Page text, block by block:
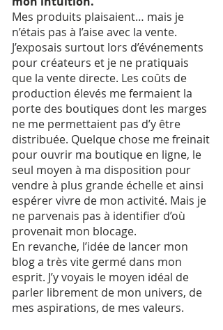
Mes produits plaisaient… mais je
n’étais pas à l’aise avec la vente.
J’exposais surtout lors d’événements
pour créateurs et je ne pratiquais
que la vente directe. Les coûts de
production élevés me fermaient la
porte des boutiques dont les marges
ne me permettaient pas d’y être
distribuée. Quelque chose me freinait
pour ouvrir ma boutique en ligne, le
seul moyen à ma disposition pour
vendre à plus grande échelle et ainsi
espérer vivre de mon activité. Mais je
ne parvenais pas à identifier d’où
provenait mon blocage.
En revanche, l’idée de lancer mon
blog a très vite germé dans mon
esprit. J’y voyais le moyen idéal de
parler librement de mon univers, de
mes aspirations, de mes valeurs.